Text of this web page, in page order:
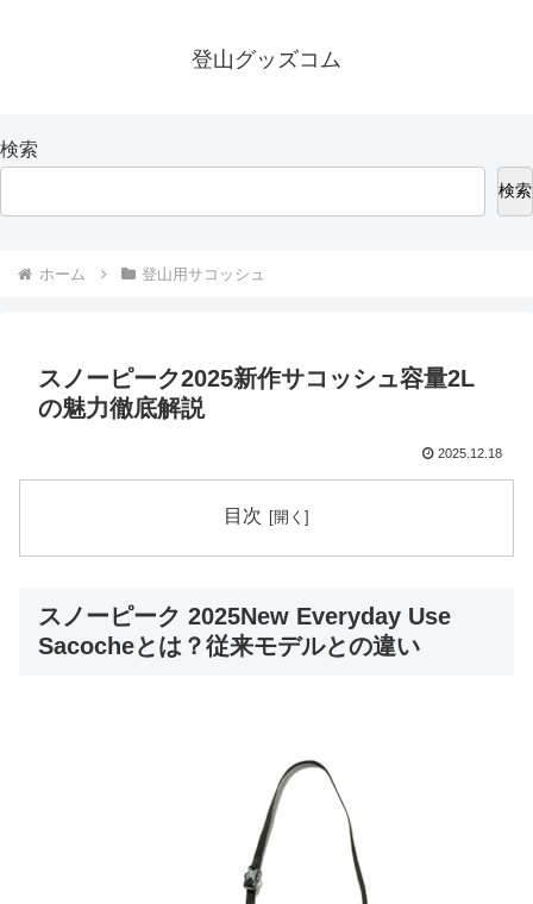
登山グッズコム
検索
検索
ホーム 登山用サコッシュ
スノーピーク2025新作サコッシュ容量2L
の魅力徹底解説
2025.12.18
目次
スノーピーク 2025New Everyday Use
Sacocheとは？従来モデルとの違い